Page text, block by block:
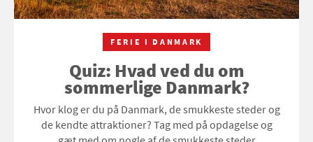
FERIE I DANMARK
Quiz: Hvad ved du om
sommerlige Danmark?
Hvor klog er du på Danmark, de smukkeste steder og
de kendte attraktioner? Tag med på opdagelse og